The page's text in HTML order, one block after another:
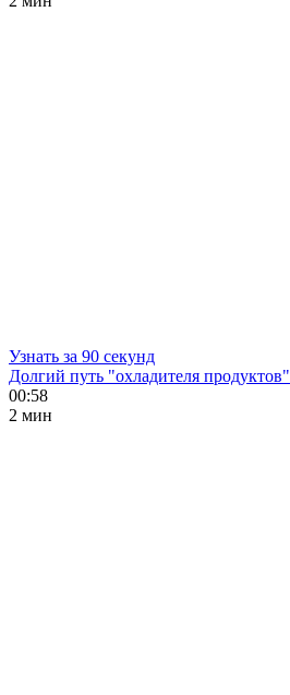
Узнать за 90 секунд
Долгий путь "охладителя продуктов"
00:58
2 мин